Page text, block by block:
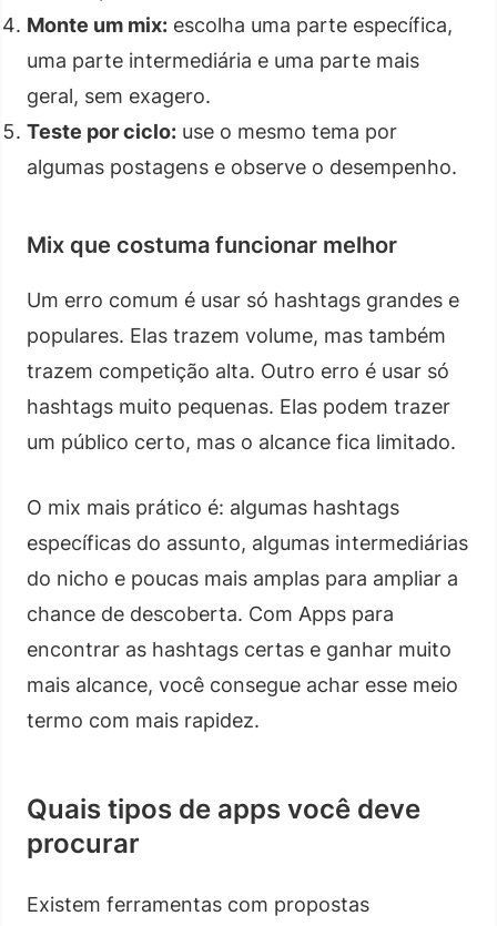
Monte um mix: escolha uma parte específica,
uma parte intermediária e uma parte mais
geral, sem exagero.
Teste por ciclo: use o mesmo tema por
algumas postagens e observe o desempenho.
Mix que costuma funcionar melhor
Um erro comum é usar só hashtags grandes e
populares. Elas trazem volume, mas também
trazem competição alta. Outro erro é usar só
hashtags muito pequenas. Elas podem trazer
um público certo, mas o alcance fica limitado.
O mix mais prático é: algumas hashtags
específicas do assunto, algumas intermediárias
do nicho e poucas mais amplas para ampliar a
chance de descoberta. Com Apps para
encontrar as hashtags certas e ganhar muito
mais alcance, você consegue achar esse meio
termo com mais rapidez.
Quais tipos de apps você deve
procurar
Existem ferramentas com propostas